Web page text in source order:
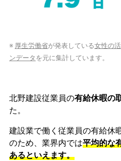
※ 厚生労働省が発表している女性の
ンデータ を元に集計しています。
北野建設従業員の有給休暇の
た。
建設業で働く従業員の有給休
のため、業界内では平均的な
あるといえます。